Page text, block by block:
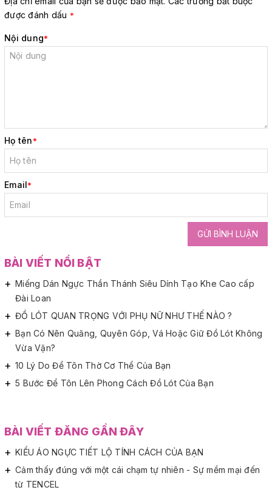
được đánh dấu *
Nội dung*
Họ tên*
Email*
GỬI BÌNH LUẬN
BÀI VIẾT NỔI BẬT
Miếng Dán Ngực Thần Thánh Siêu Dính Tạo Khe Cao cấp
Đài Loan
ĐỒ LÓT QUAN TRỌNG VỚI PHỤ NỮ NHƯ THẾ NÀO ?
Bạn Có Nên Quăng, Quyên Góp, Vá Hoặc Giữ Đồ Lót Không
Vừa Vặn?
10 Lý Do Để Tôn Thờ Cơ Thể Của Bạn
5 Bước Để Tôn Lên Phong Cách Đồ Lót Của Bạn
BÀI VIẾT ĐĂNG GẦN ĐÂY
KIỂU ÁO NGỰC TIẾT LỘ TÍNH CÁCH CỦA BẠN
Cảm thấy đúng với một cái chạm tự nhiên - Sự mềm mại đến
từ TENCEL